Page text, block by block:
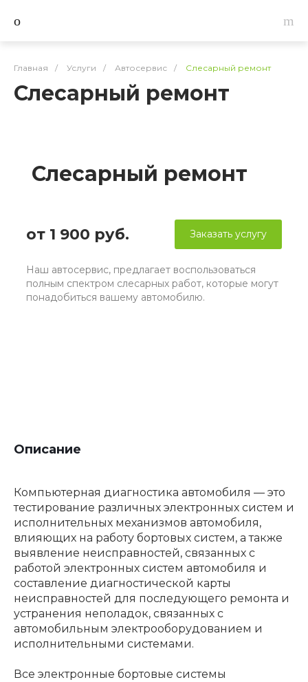
Главная / Услуги / Автосервис / Слесарный ремонт
Слесарный ремонт
Слесарный ремонт
от 1 900 руб. Заказать услугу
Наш автосервис, предлагает воспользоваться
полным спектром слесарных работ, которые могут
понадобиться вашему автомобилю.
Описание
Компьютерная диагностика автомобиля — это
тестирование различных электронных систем и
исполнительных механизмов автомобиля,
влияющих на работу бортовых систем, а также
выявление неисправностей, связанных с
работой электронных систем автомобиля и
составление диагностической карты
неисправностей для последующего ремонта и
устранения неполадок, связанных с
автомобильным электрооборудованием и
исполнительными системами.
Все электронные бортовые системы